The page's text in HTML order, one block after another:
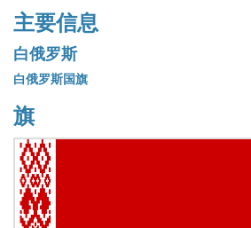
主要信息
白俄罗斯
白俄罗斯国旗
旗